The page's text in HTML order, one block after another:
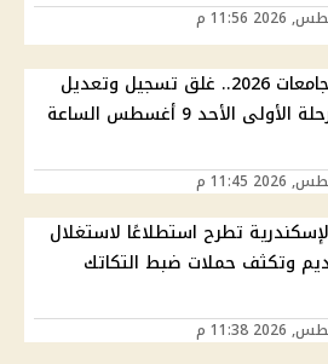
تنسيق الجامعات 2026.. غلق تسجيل وتعديل
رغبات المرحلة الأولى الأحد 9 أغسطس الساعة
تطرح استطلاعًا لاستغلال
وتكثف حملات ضبط التكاتك